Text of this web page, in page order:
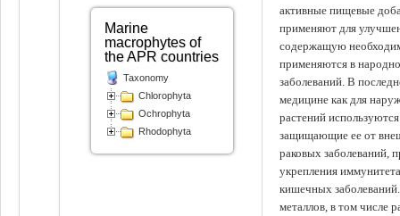
активные пищевые
применяют для
содержащую
применяются в
заболеваний. В
медицине как для
растений
защищающие ее от
раковых заболеваний,
укрепления
кишечных
металлов, в том числе
Marine
macrophytes of
the APR countries
Taxonomy
Chlorophyta
Ochrophyta
Rhodophyta